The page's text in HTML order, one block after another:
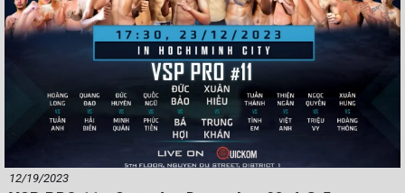
#vspgym #vietnamboxingorganization #vspboxing #Webthethao
#vsppro #quickom #boxingvietnam #VSPPromotions #vtvcab
12/19/2023